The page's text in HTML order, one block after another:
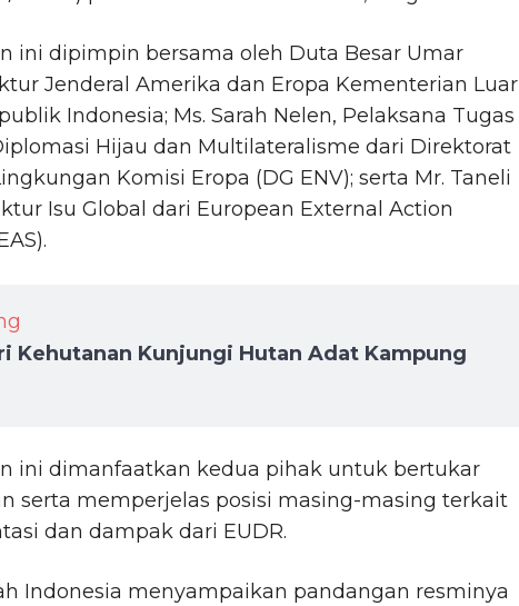
ini dipimpin bersama oleh Duta Besar Umar
Jenderal Amerika dan Eropa Kementerian Luar
Indonesia; Ms. Sarah Nelen, Pelaksana Tugas
Hijau dan Multilateralisme dari Direktorat
Komisi Eropa (DG ENV); serta Mr. Taneli
Isu Global dari European External Action
Kehutanan Kunjungi Hutan Adat Kampung
ini dimanfaatkan kedua pihak untuk bertukar
serta memperjelas posisi masing-masing terkait
dan dampak dari EUDR.
Indonesia menyampaikan pandangan resminya